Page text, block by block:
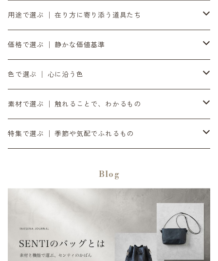
7月の入荷便り
8月の入荷便り
10月の入荷便り
11月の入荷便り
12月の入荷便り
5月の入荷便り
INASENA SOUNDS │ イナセナサウンズ
to UTAU │ うたうへ
OZOPS │ オズオプス
SANDPRODUCT │ サンドプロダクト
センティ │ SENTI
SENTIの財布
SENTIのベルト
metalyst │ メタリスト
用途で選ぶ │ 在り方に寄り添う道具たち
持ち歩く道具 │ バッグ・財布・ポーチ・スマホストラップ
軸をととのえる │ 時計・ベルト
書く・置く・添える │ ペン立て・コースター
余白をつくる｜ミラー・プランター・インテリア
食卓をととのえる │ カトラリー・食器
価格で選ぶ │ 静かな価値基準
気負わず選ぶ │ 〜¥9,999
日々に添える │ ¥10,000〜¥19,999
時間とともに在る │ ¥20,000〜
色で選ぶ │ 心に沿う色
黒
銀
素材で選ぶ │ 触れることで、わかるもの
ダイニーマレザー
シュリンクレザー
特集で選ぶ │ 季節や気配でふれるもの
Blog